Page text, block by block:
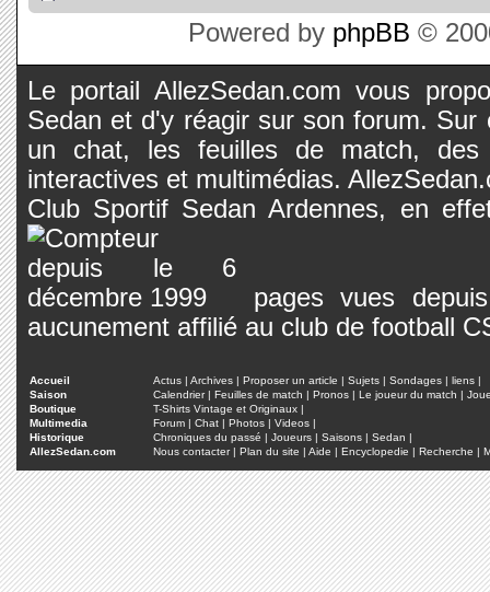
Powered by phpBB ©
Le portail AllezSedan.com vous
Sedan et d'y réagir sur son forum.
un chat, les feuilles de match, des
interactives et multimédias.
Club Sportif Sedan Ardennes, en
pages vues
aucunement affilié au club de football
Accueil Actus | Archives | Proposer un article | Sujets | Sondages | liens |
Saison
Calendrier| Feuilles de match | Pronos | Le joueur du match |
Boutique
T-Shirts Vintage et Originaux |
Multimedia
Forum | Chat | Photos | Videos |
Historique
Chroniques du passé | Joueurs | Saisons | Sedan |
AllezSedan.com
Nous contacter| Plan du site | Aide | Encyclopedie | Recherche |